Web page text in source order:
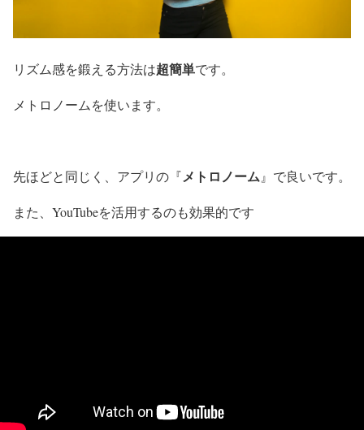
リズム感を鍛える方法は超簡単です。
メトロノームを使います。
先ほどと同じく、アプリの『メトロノーム』で良いです。
また、YouTubeを活用するのも効果的です